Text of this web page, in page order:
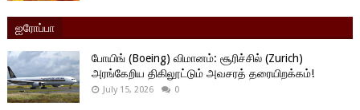
ஐரோப்பா
போயிங் (Boeing) விமானம்: சூரிச்சில் (Zurich)
அரங்கேறிய திகிலூட்டும் அவசரத் தரையிறக்கம்!
July 15, 2026 0